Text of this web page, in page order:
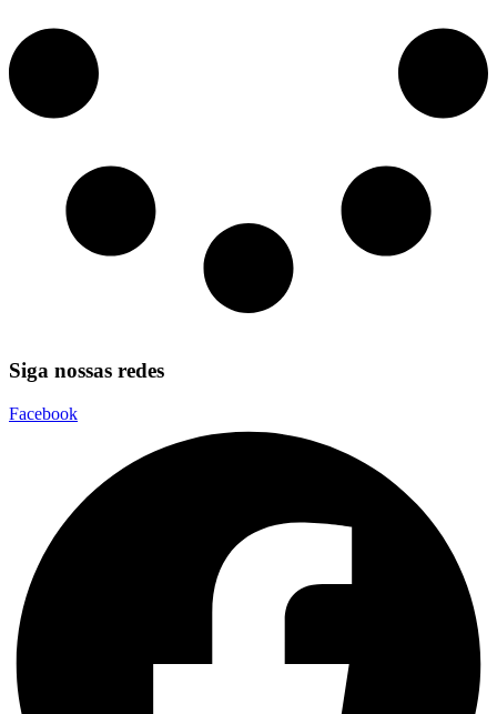
Siga nossas redes
Facebook